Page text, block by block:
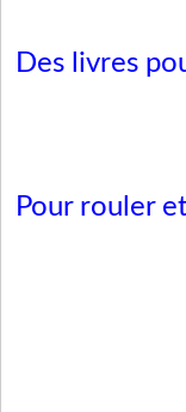
Des livres
Pour rouler